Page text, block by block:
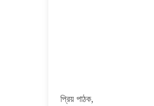
প্রিয় পাঠক,